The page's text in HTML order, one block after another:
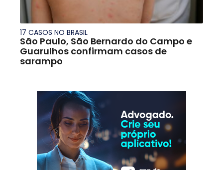
17 CASOS NO BRASIL
São Paulo, São Bernardo do Campo e
Guarulhos confirmam casos de
sarampo